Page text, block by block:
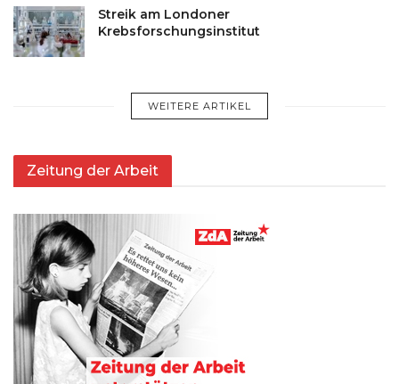
Streik am Londoner
Krebsforschungsinstitut
WEITERE ARTIKEL
Zeitung der Arbeit